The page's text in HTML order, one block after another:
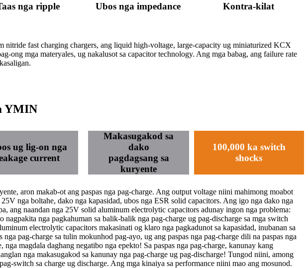
nga ripple Ubos nga impedance Kontra-kilat
nitride fast charging chargers, ang liquid high-voltage, large-capacity ug miniaturized KCX
ong mga materyales, ug nakalusot sa capacitor technology. Ang mga babag, ang failure rate
YMIN
ug lig-on nga
current
Makasugakod sa
dako
pagdagsang sa
kuryente
100,000 ka switch
shocks
aron makab-ot ang paspas nga pag-charge. Ang output voltage niini mahimong moabot
nga boltahe, dako nga kapasidad, ubos nga ESR solid capacitors. Ang igo nga dako nga
ang naandan nga 25V solid aluminum electrolytic capacitors adunay ingon nga problema:
nga pagkahuman sa balik-balik nga pag-charge ug pag-discharge sa mga switch
electrolytic capacitors makasinati og klaro nga pagkadunot sa kapasidad, inubanan sa
pag-charge sa tulin mokunhod pag-ayo, ug ang paspas nga pag-charge dili na paspas nga
magdala daghang negatibo nga epekto! Sa paspas nga pag-charge, kanunay kang
nga makasugakod sa kanunay nga pag-charge ug pag-discharge! Tungod niini, among
switch sa charge ug discharge. Ang mga kinaiya sa performance niini mao ang mosunod.